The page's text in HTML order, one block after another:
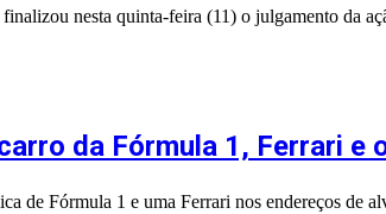
nesta quinta-feira (11) o julgamento da
da Fórmula 1, Ferrari e
de Fórmula 1 e uma Ferrari nos endereços de